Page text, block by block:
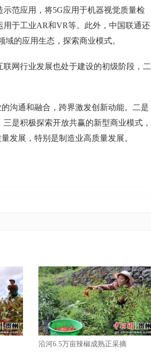
范应用，将5G应用于机器视觉质量检
于工业AR和VR等。此外，中国联通还
的应用生态，探索商业模式。
网行业发展也处于建设的初级阶段，二
沟通和融合，跨界激发创新动能。二是
是积极探索开放共赢的新型商业模式，
发展，特别是制造业高质量发展。
沿河6.5万亩辣椒成熟正采摘